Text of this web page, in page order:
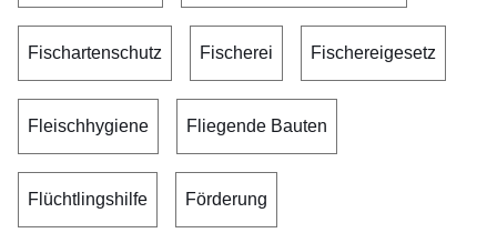
Fischartenschutz Fischerei Fischereigesetz
Fleischhygiene Fliegende Bauten
Flüchtlingshilfe Förderung